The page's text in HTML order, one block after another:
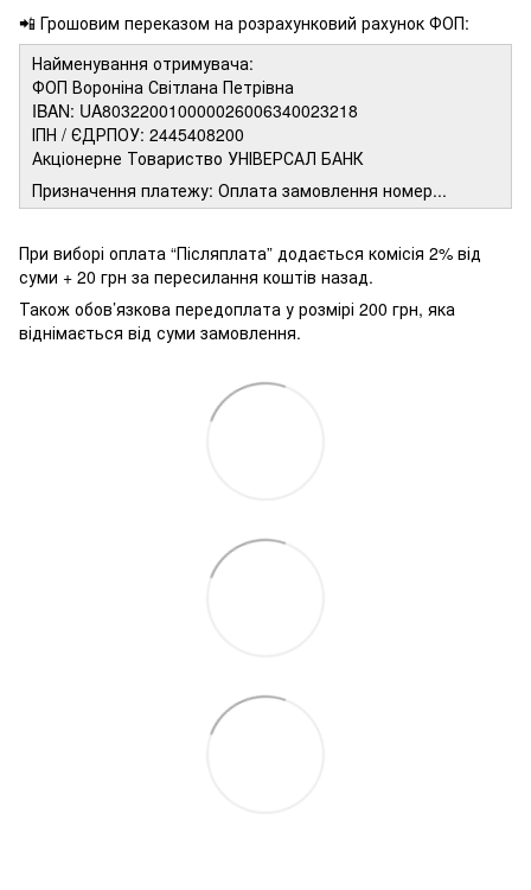
📲 Грошовим переказом на розрахунковий рахунок ФОП:
Найменування отримувача:
ФОП Вороніна Світлана Петрівна
IBAN: UA803220010000026006340023218
ІПН / ЄДРПОУ: 2445408200
Акціонерне Товариство УНІВЕРСАЛ БАНК
Призначення платежу: Оплата замовлення номер...
При виборі оплата “Післяплата” додається комісія 2% від
суми + 20 грн за пересилання коштів назад.
Також обов’язкова передоплата у розмірі 200 грн, яка
віднімається від суми замовлення.